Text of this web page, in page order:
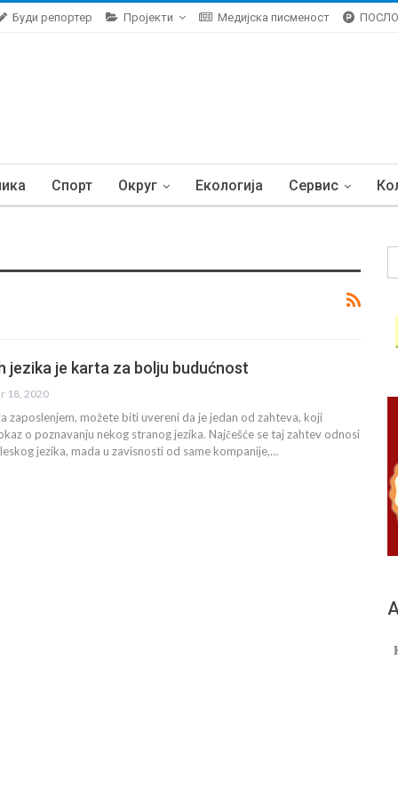
Буди репортер Пројекти Медијска писменост
Спорт Округ Екологија Сервис
jezika je karta za bolju budućnost
18, 2020
zaposlenjem, možete biti uvereni da je jedan od zahteva, koji
o poznavanju nekog stranog jezika. Najčešće se taj zahtev odnosi
jezika, mada u zavisnosti od same kompanije,…